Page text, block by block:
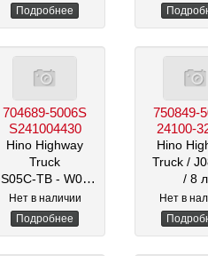
Подробнее
704689-5006S
S241004430
Hino Highway
Truck
TB - W04D
/ 3.8 - 4.6 л
Нет в наличии
Подробнее
750849-
24100-
Hino
Truck /
/ 8 л
Нет в